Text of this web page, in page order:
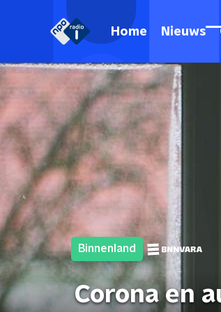
Home Nieuws
Binnenland
Corona en